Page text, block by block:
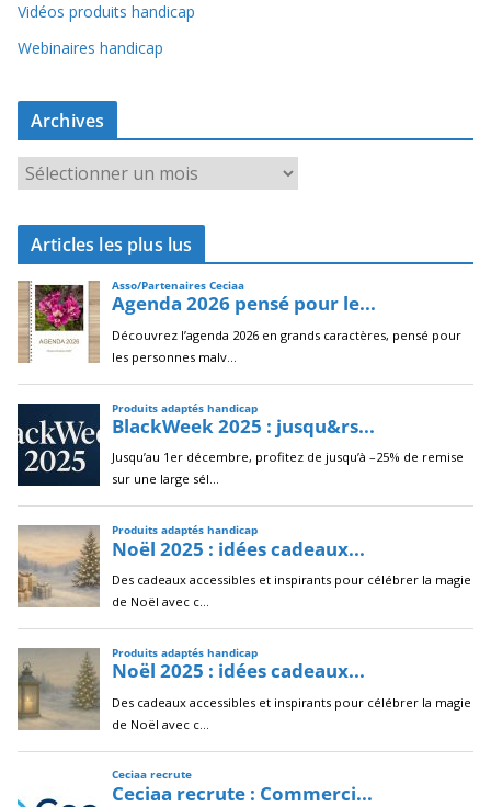
Vidéos produits handicap
Webinaires handicap
Archives
r
c
i
v
e
s
Articles les plus lus